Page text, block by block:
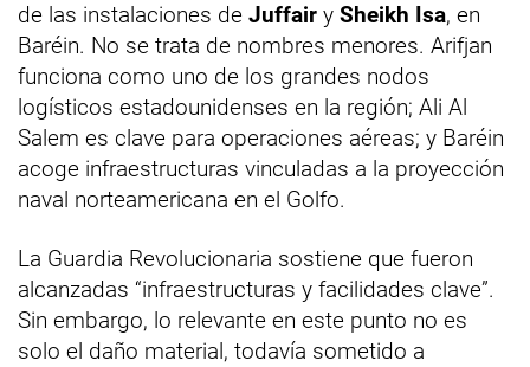
de las instalaciones de Juffair y Sheikh Isa, en
Baréin. No se trata de nombres menores. Arifjan
funciona como uno de los grandes nodos
logísticos estadounidenses en la región; Ali Al
Salem es clave para operaciones aéreas; y Baréin
acoge infraestructuras vinculadas a la proyección
naval norteamericana en el Golfo.
La Guardia Revolucionaria sostiene que fueron
alcanzadas “infraestructuras y facilidades clave”.
Sin embargo, lo relevante en este punto no es
solo el daño material, todavía sometido a